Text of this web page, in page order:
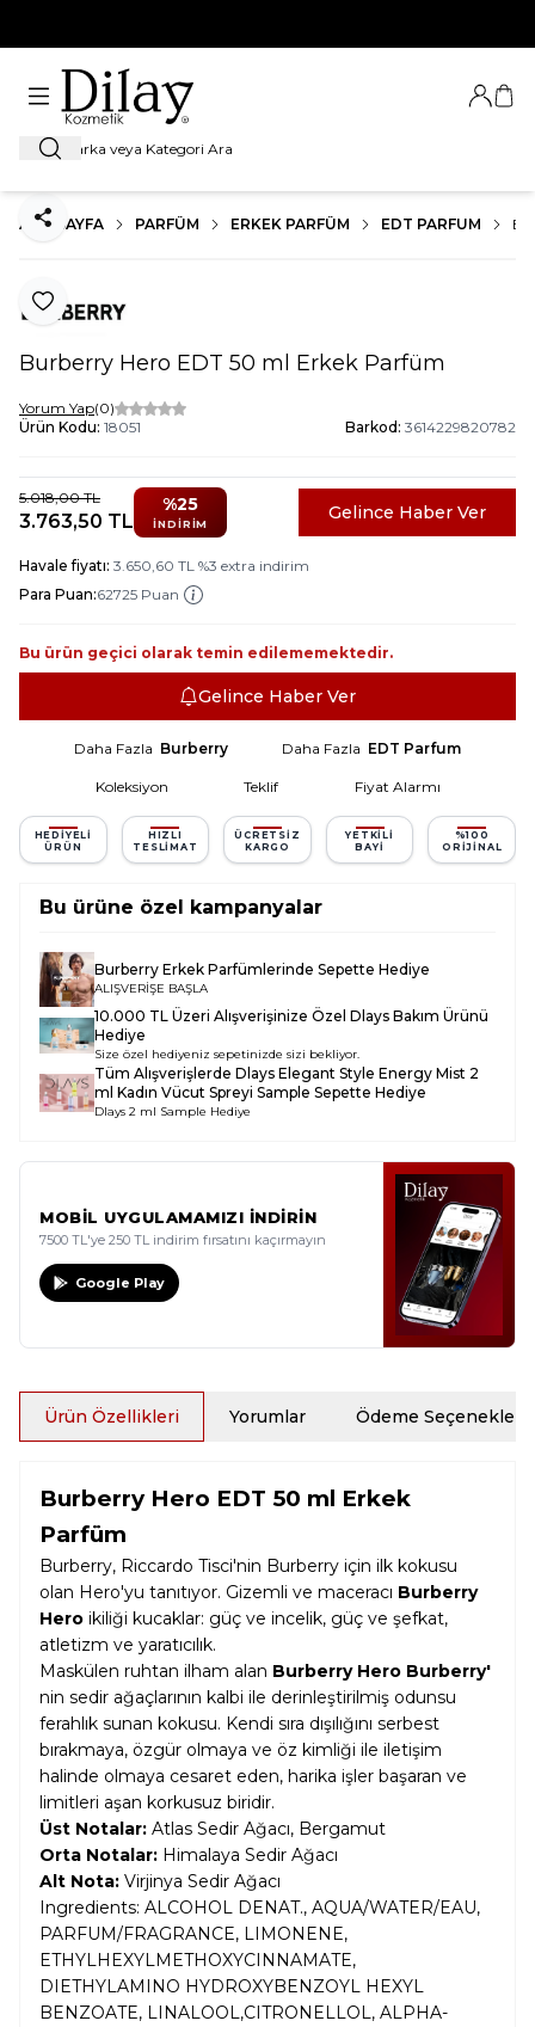
Ara
Giriş
ANA SAYFA PARFÜM ERKEK PARFÜM EDT PARFUM
Favoriye Ekle
Paylaş
Burberry Hero EDT 50 ml Erkek Parfüm
Yorum Yap(0)
Ürün Kodu: 18051 Barkod: 3614229820782
5.018,00TL
3.763,50 TL
%25
İNDIRIM
Gelince Haber Ver
Havale fiyatı: 3.650,60 TL %3 extra indirim
Para Puan:62725 Puan
Bu ürün geçici olarak temin edilememektedir.
Gelince Haber Ver
Daha Fazla Burberry Daha Fazla EDT Parfum
Koleksiyon Teklif Fiyat Alarmı
HEDIYELI
ÜRÜN
HIZLI
TESLIMAT
ÜCRETSIZ
KARGO
YETKILI
BAYI
%100
ORIJINAL
Bu ürüne özel kampanyalar
Burberry Erkek Parfümlerinde Sepette Hediye
ALIŞVERİŞE BAŞLA
10.000 TL Üzeri Alışverişinize Özel Dlays Bakım Ürünü
Hediye
Size özel hediyeniz sepetinizde sizi bekliyor.
Tüm Alışverişlerde Dlays Elegant Style Energy Mist 2
ml Kadın Vücut Spreyi Sample Sepette Hediye
Dlays 2 ml Sample Hediye
MOBİL UYGULAMAMIZI İNDİRİN
7500 TL'ye 250 TL indirim fırsatını kaçırmayın
Google Play
Ürün Özellikleri Yorumlar Ödeme Seçenekleri
Burberry Hero EDT 50 ml Erkek
Parfüm
Burberry, Riccardo Tisci'nin Burberry için ilk kokusu
olan Hero'yu tanıtıyor. Gizemli ve maceracı Burberry
Hero ikiliği kucaklar: güç ve incelik, güç ve şefkat,
atletizm ve yaratıcılık.
Maskülen ruhtan ilham alan Burberry Hero Burberry'
nin sedir ağaçlarının kalbi ile derinleştirilmiş odunsu
ferahlık sunan kokusu. Kendi sıra dışılığını serbest
bırakmaya, özgür olmaya ve öz kimliği ile iletişim
halinde olmaya cesaret eden, harika işler başaran ve
limitleri aşan korkusuz biridir.
Üst Notalar: Atlas Sedir Ağacı, Bergamut
Orta Notalar: Himalaya Sedir Ağacı
Alt Nota: Virjinya Sedir Ağacı
Ingredients: ALCOHOL DENAT., AQUA/WATER/EAU,
PARFUM/FRAGRANCE, LIMONENE,
ETHYLHEXYLMETHOXYCINNAMATE,
DIETHYLAMINO HYDROXYBENZOYL HEXYL
BENZOATE, LINALOOL,CITRONELLOL, ALPHA-